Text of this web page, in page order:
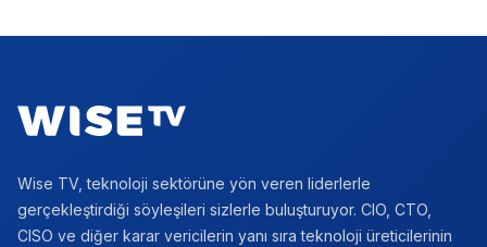
Wise TV, teknoloji sektörüne yön veren liderlerle
gerçekleştirdiği söyleşileri sizlerle buluşturuyor. CIO, CTO,
CISO ve diğer karar vericilerin yanı sıra teknoloji üreticilerinin